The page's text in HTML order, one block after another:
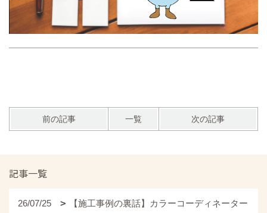
前の記事 一覧 次の記事
記事一覧
26/07/25
【施工事例の裏話】カラーコーディネーター